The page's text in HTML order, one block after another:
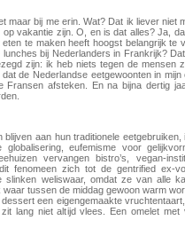
maar bij me erin. Wat? Dat ik liever niet
vakantie zijn. O, en is dat alles? Ja,
te maken heeft hoogst belangrijk te
bij Nederlanders in Frankrijk?
zijn: ik heb niets tegen de mensen
de Nederlandse eetgewoonten in
afsteken. En na bijna dertig
blijven aan hun traditionele
eufemisme voor
vervangen bistro’s, vegan-
fenomeen zich tot de gentrified ex-
weliswaar, omdat ze van alle
tussen de middag gewoon warm
een eigengemaakte
lang niet altijd vlees. Een omelet